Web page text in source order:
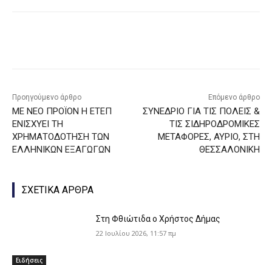
Προηγούμενο άρθρο
ΜΕ ΝΕΟ ΠΡΟΪΟΝ Η ΕΤΕΠ
ΕΝΙΣΧΥΕΙ ΤΗ
ΧΡΗΜΑΤΟΔΟΤΗΣΗ ΤΩΝ
ΕΛΛΗΝΙΚΩΝ ΕΞΑΓΩΓΩΝ
Επόμενο άρθρο
ΣΥΝΕΔΡΙΟ ΓΙΑ ΤΙΣ ΠΟΛΕΙΣ &
ΤΙΣ ΣΙΔΗΡΟΔΡΟΜΙΚΕΣ
ΜΕΤΑΦΟΡΕΣ, ΑΥΡΙΟ, ΣΤΗ
ΘΕΣΣΑΛΟΝΙΚΗ
ΣΧΕΤΙΚΑ ΑΡΘΡΑ
Ειδήσεις
Στη Φθιώτιδα ο Χρήστος Δήμας
22 Ιουλίου 2026, 11:57 πμ